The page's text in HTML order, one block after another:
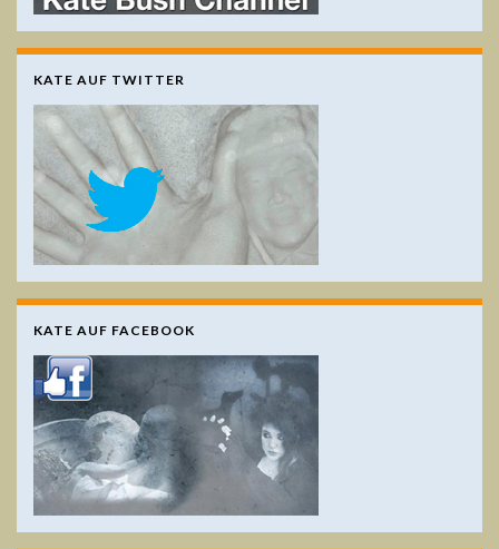
KATE AUF TWITTER
KATE AUF FACEBOOK